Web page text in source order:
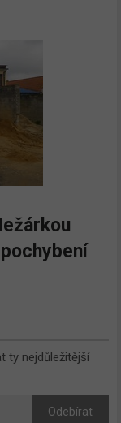
ty nejdůležitější
Odebírat